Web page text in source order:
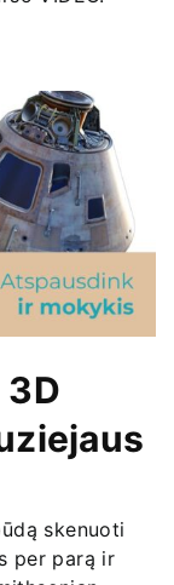
skenuoti
per parą ir